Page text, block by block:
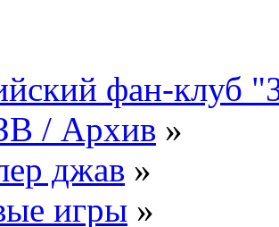
фан-клуб
/ Архив »
джав »
игры »